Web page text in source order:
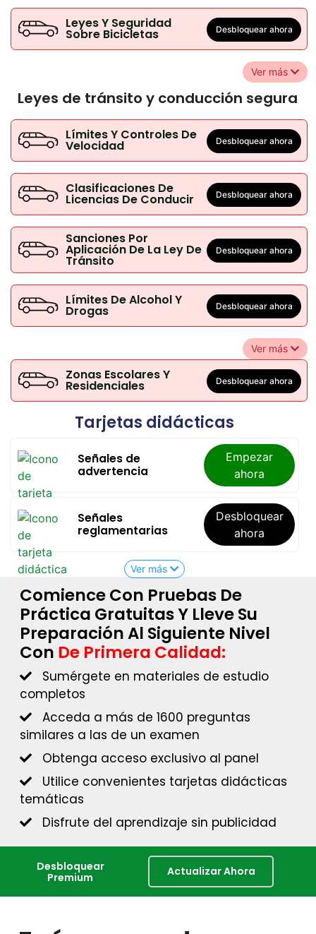
Leyes Y Seguridad
Sobre Bicicletas Desbloquear ahora
Ver más
Leyes de tránsito y conducción segura
Límites Y Controles De
Velocidad Desbloquear ahora
Clasificaciones De
Licencias De Conducir Desbloquear ahora
Sanciones Por
Aplicación De La Ley De
Tránsito
Desbloquear ahora
Límites De Alcohol Y
Drogas Desbloquear ahora
Ver más
Zonas Escolares Y
Residenciales Desbloquear ahora
Tarjetas didácticas
Señales de
advertencia
Empezar
ahora
Señales
reglamentarias
Desbloquear
ahora
Ver más
Comience Con Pruebas De
Práctica Gratuitas Y Lleve Su
Preparación Al Siguiente Nivel
Con De Primera Calidad:
Sumérgete en materiales de estudio
completos
Acceda a más de 1600 preguntas
similares a las de un examen
Obtenga acceso exclusivo al panel
Utilice convenientes tarjetas didácticas
temáticas
Disfrute del aprendizaje sin publicidad
Desbloquear
Premium
Actualizar Ahora